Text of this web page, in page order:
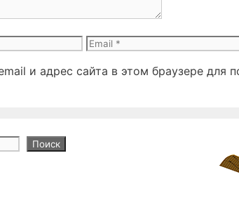
Email
и адрес сайта в этом браузере для
Поиск